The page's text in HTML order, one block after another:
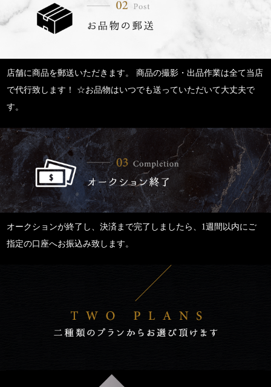
店舗に商品を郵送いただきます。 商品の撮影・出品作業は全て当店
で代行致します！ ☆お品物はいつでも送っていただいて大丈夫で
す。
オークションが終了し、決済まで完了しましたら、1週間以内にご
指定の口座へお振込み致します。